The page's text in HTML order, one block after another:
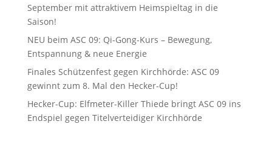
September mit attraktivem Heimspieltag in die
Saison!
NEU beim ASC 09: Qi-Gong-Kurs – Bewegung,
Entspannung & neue Energie
Finales Schützenfest gegen Kirchhörde: ASC 09
gewinnt zum 8. Mal den Hecker-Cup!
Hecker-Cup: Elfmeter-Killer Thiede bringt ASC 09 ins
Endspiel gegen Titelverteidiger Kirchhörde